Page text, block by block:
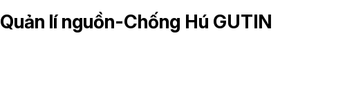
lí nguồn-Chống Hú GUTIN